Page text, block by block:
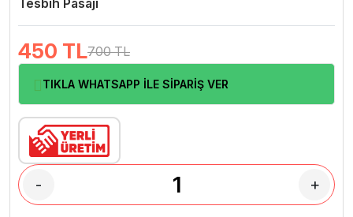
Tesbih Pasajı
450 TL700 TL
TIKLA WHATSAPP İLE SİPARİŞ VER
- +